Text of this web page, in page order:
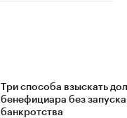
Три способа взыскать
бенефициара без запуска
банкротства